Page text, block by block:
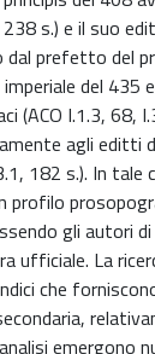
s.) e il suo
dal prefetto del
del 435
(ACO I.1.3, 68,
agli editti
182 s.). In
profilo
gli autori
ufficiale. La
che
emergono